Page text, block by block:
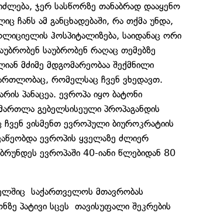
ჯერ სასწორზე თანაბრად დააყენო
ჩანს ამ განცხადებაში, რა თქმა უნდა,
ჰოსპიტალიზება, საიდანაც ორი
საუბრობენ რაღაც თემებზე
მძიმე მდგომარეობაა შექმნილი
რომელსაც ჩვენ ვხედავთ.
პანაცეა. ევროპა იყო ბატონი
გებელსისეული პროპაგანდის
ჩვენ ვისმენთ ევროპული ბიუროკრატიის
ევროპის ყველაზე ძლიერ
ევროპაში 40-იანი წლებიდან 80
საქართველოს მთავრობას
პატივი სცეს თავისუფალი შეკრების